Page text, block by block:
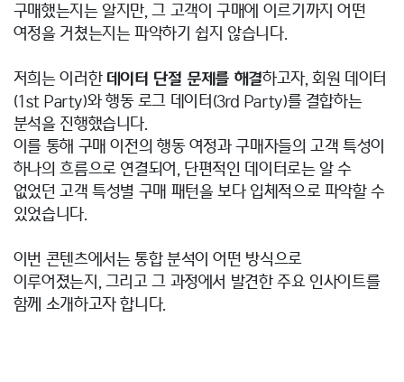
구매했는지는 알지만, 그 고객이 구매에 이르기까지 어떤
여정을 거쳤는지는 파악하기 쉽지 않습니다.
저희는 이러한 데이터 단절 문제를 해결하고자, 회원 데이터
(1st Party)와 행동 로그 데이터(3rd Party)를 결합하는
분석을 진행했습니다.
이를 통해 구매 이전의 행동 여정과 구매자들의 고객 특성이
하나의 흐름으로 연결되어, 단편적인 데이터로는 알 수
없었던 고객 특성별 구매 패턴을 보다 입체적으로 파악할 수
있었습니다.
이번 콘텐츠에서는 통합 분석이 어떤 방식으로
이루어졌는지, 그리고 그 과정에서 발견한 주요 인사이트를
함께 소개하고자 합니다.